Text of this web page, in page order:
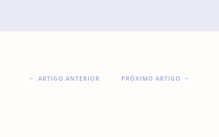
# ARTIGO ANTERIOR PRÓXIMO ARTIGO $